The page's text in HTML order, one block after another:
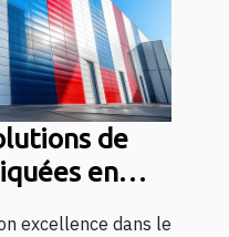
de
en
excellence dans le